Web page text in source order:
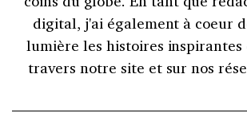
digital, j'ai également à coeur
lumière les histoires inspirantes
travers notre site et sur nos